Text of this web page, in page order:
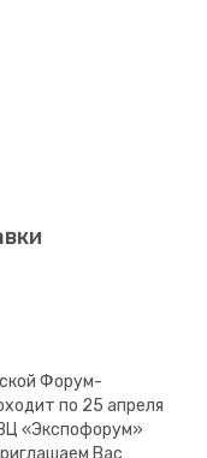
Форум-
по 25 апреля
«Экспофорум»
Вас